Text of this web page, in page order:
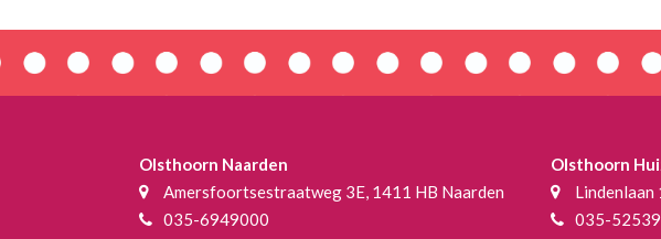
Olsthoorn Naarden
Amersfoortsestraatweg 3E, 1411 HB Naarden
035-6949000
Olsthoorn
Lindenlaan
035-